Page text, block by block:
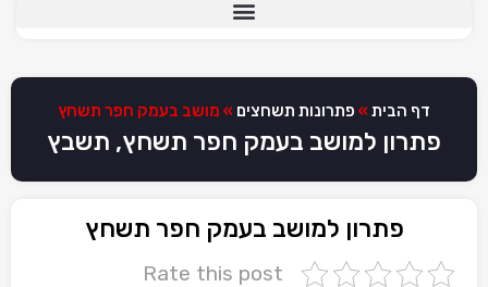
דף הבית » פתרונות תשחצים » מושב בעמק חפר תשחץ
פתרון למושב בעמק חפר תשחץ, תשבץ
פתרון למושב בעמק חפר תשחץ
Rate this post